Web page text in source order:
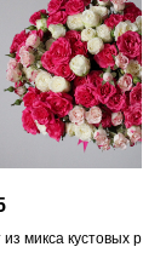
из микса кустовых роз